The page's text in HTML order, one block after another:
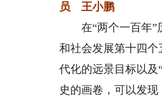
员 王小鹏
在“两个一百年”历
和社会发展第十四
代化的远景目标以
史的画卷，可以发